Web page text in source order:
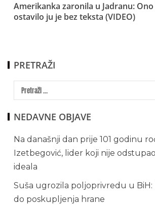
Amerikanka zaronila u Jadranu:
ostavilo ju je bez teksta (VIDEO)
PRETRAŽI
NEDAVNE OBJAVE
Na današnji dan prije 101 godinu
Izetbegović, lider koji nije
ideala
Suša ugrozila poljoprivredu u BiH:
do poskupljenja hrane